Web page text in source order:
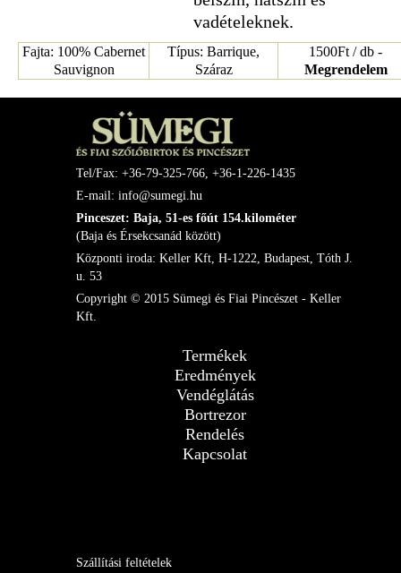
vadételeknek.
Fajta: 100% Cabernet
Sauvignon
Típus: Barrique,
Száraz
1500Ft / db -
Megrendelem
Tel/Fax: +36-79-325-766, +36-1-226-1435
E-mail: info@sumegi.hu
Pinceszet: Baja, 51-es főút 154.kilométer
(Baja és Érsekcsanád között)
Központi iroda: Keller Kft, H-1222, Budapest, Tóth J.
u. 53
Copyright © 2015 Sümegi és Fiai Pincészet - Keller
Kft.
Termékek
Eredmények
Vendéglátás
Bortrezor
Rendelés
Kapcsolat
Szállítási feltételek